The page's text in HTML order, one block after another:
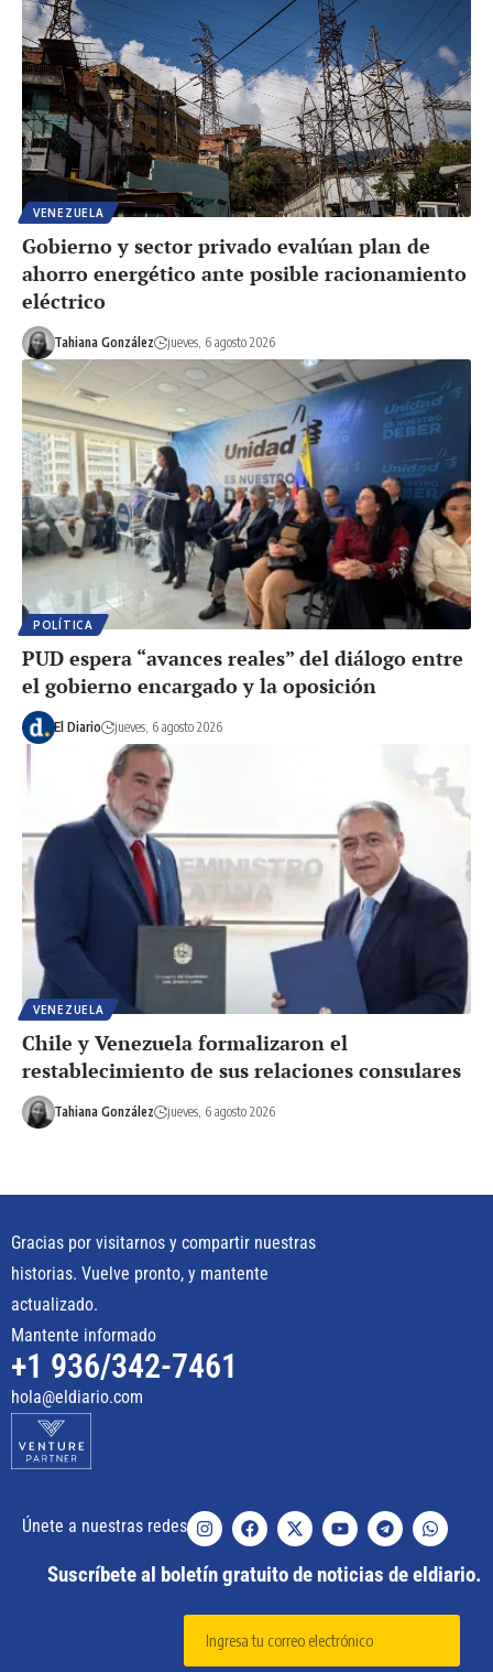
VENEZUELA
Gobierno y sector privado evalúan plan de
ahorro energético ante posible racionamiento
eléctrico
Tahiana González jueves, 6 agosto 2026
POLÍTICA
PUD espera “avances reales” del diálogo entre
el gobierno encargado y la oposición
El Diario jueves, 6 agosto 2026
VENEZUELA
Chile y Venezuela formalizaron el
restablecimiento de sus relaciones consulares
Tahiana González jueves, 6 agosto 2026
Gracias por visitarnos y compartir nuestras
historias. Vuelve pronto, y mantente
actualizado.
Mantente informado
+1 936/342-7461
hola@eldiario.com
Únete a nuestras redes
Suscríbete al boletín gratuito de noticias de eldiario.